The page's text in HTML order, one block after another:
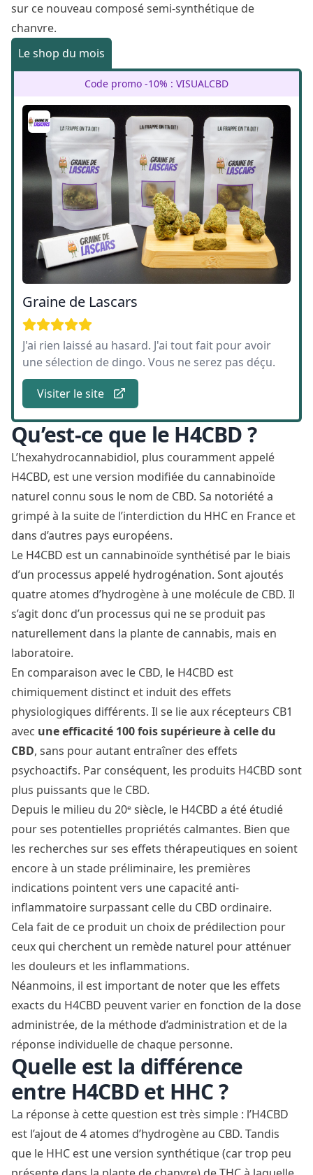
sur ce nouveau composé semi-synthétique de
chanvre.
Le shop du mois
Code promo -10% : VISUALCBD
Graine de Lascars
J'ai rien laissé au hasard. J'ai tout fait pour avoir
une sélection de dingo. Vous ne serez pas déçu.
Visiter le site
Qu’est-ce que le H4CBD ?
L’hexahydrocannabidiol, plus couramment appelé
H4CBD, est une version modifiée du cannabinoïde
naturel connu sous le nom de CBD. Sa notoriété a
grimpé à la suite de l’interdiction du HHC en France et
dans d’autres pays européens.
Le H4CBD est un cannabinoïde synthétisé par le biais
d’un processus appelé hydrogénation. Sont ajoutés
quatre atomes d’hydrogène à une molécule de CBD. Il
s’agit donc d’un processus qui ne se produit pas
naturellement dans la plante de cannabis, mais en
laboratoire.
En comparaison avec le CBD, le H4CBD est
chimiquement distinct et induit des effets
physiologiques différents. Il se lie aux récepteurs CB1
avec une efficacité 100 fois supérieure à celle du
CBD, sans pour autant entraîner des effets
psychoactifs. Par conséquent, les produits H4CBD sont
plus puissants que le CBD.
Depuis le milieu du 20ᵉ siècle, le H4CBD a été étudié
pour ses potentielles propriétés calmantes. Bien que
les recherches sur ses effets thérapeutiques en soient
encore à un stade préliminaire, les premières
indications pointent vers une capacité anti-
inflammatoire surpassant celle du CBD ordinaire.
Cela fait de ce produit un choix de prédilection pour
ceux qui cherchent un remède naturel pour atténuer
les douleurs et les inflammations.
Néanmoins, il est important de noter que les effets
exacts du H4CBD peuvent varier en fonction de la dose
administrée, de la méthode d’administration et de la
réponse individuelle de chaque personne.
Quelle est la différence
entre H4CBD et HHC ?
La réponse à cette question est très simple : l’H4CBD
est l’ajout de 4 atomes d’hydrogène au CBD. Tandis
que le HHC est une version synthétique (car trop peu